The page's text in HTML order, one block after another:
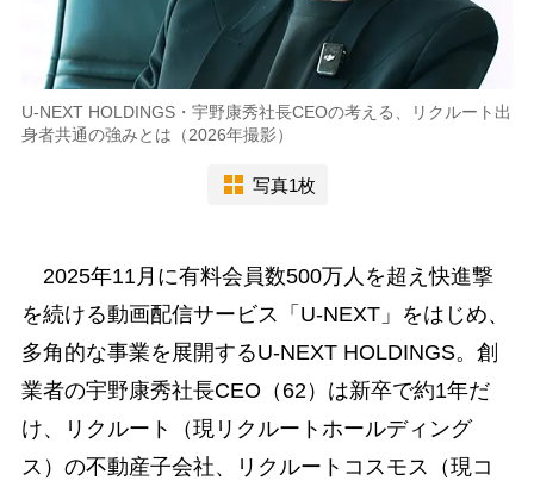
U-NEXT HOLDINGS・宇野康秀社長CEOの考える、リクルート出
身者共通の強みとは（2026年撮影）
写真1枚
2025年11月に有料会員数500万人を超え快進撃
を続ける動画配信サービス「U-NEXT」をはじめ、
多角的な事業を展開するU-NEXT HOLDINGS。創
業者の宇野康秀社長CEO（62）は新卒で約1年だ
け、リクルート（現リクルートホールディング
ス）の不動産子会社、リクルートコスモス（現コ